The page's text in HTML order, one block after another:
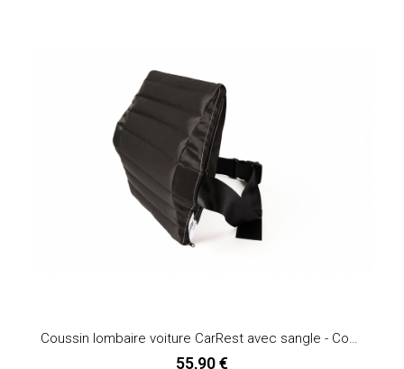
Coussin lombaire voiture CarRest avec sangle - Comfortex®
55,90 €